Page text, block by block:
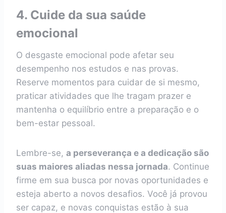
4. Cuide da sua saúde
emocional
O desgaste emocional pode afetar seu
desempenho nos estudos e nas provas.
Reserve momentos para cuidar de si mesmo,
praticar atividades que lhe tragam prazer e
mantenha o equilíbrio entre a preparação e o
bem-estar pessoal.
Lembre-se, a perseverança e a dedicação são
suas maiores aliadas nessa jornada. Continue
firme em sua busca por novas oportunidades e
esteja aberto a novos desafios. Você já provou
ser capaz, e novas conquistas estão à sua